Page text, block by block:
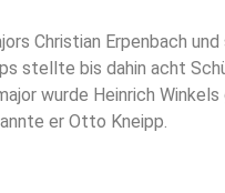
Christian Erpenbach
stellte bis dahin acht
wurde Heinrich
er Otto Kneipp.